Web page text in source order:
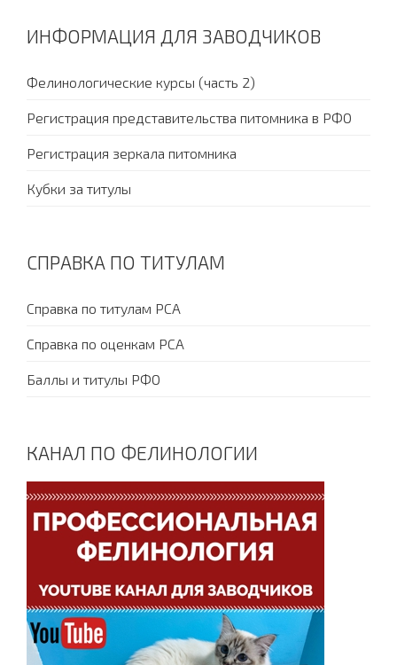
ИНФОРМАЦИЯ ДЛЯ ЗАВОДЧИКОВ
Фелинологические курсы (часть 2)
Регистрация представительства питомника в РФО
Регистрация зеркала питомника
Кубки за титулы
СПРАВКА ПО ТИТУЛАМ
Справка по титулам PCA
Справка по оценкам PCA
Баллы и титулы РФО
КАНАЛ ПО ФЕЛИНОЛОГИИ